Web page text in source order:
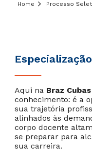
Home Processo
Aqui na Braz Cubas
conhecimento: é a
sua trajetória
alinhados às
corpo docente
se preparar para
sua carreira.